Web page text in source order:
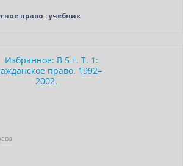
право : учебник